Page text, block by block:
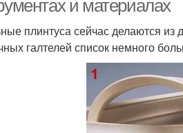
и материалах
плинтуса сейчас делаются
галтелей список немного